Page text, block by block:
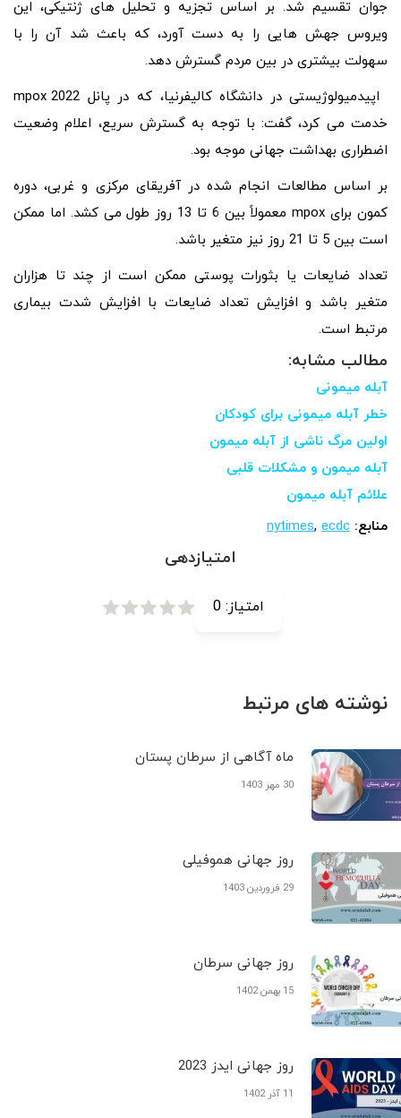
جوان تقسیم شد. بر اساس تجزیه و تحلیل های ژنتیکی، این
ویروس جهش هایی را به دست آورد، که باعث شد آن را با
سهولت بیشتری در بین مردم گسترش دهد.
اپیدمیولوژیستی در دانشگاه کالیفرنیا، که در پانل mpox 2022
خدمت می کرد، گفت: با توجه به گسترش سریع، اعلام وضعیت
اضطراری بهداشت جهانی موجه بود.
بر اساس مطالعات انجام شده در آفریقای مرکزی و غربی، دوره
کمون برای mpox معمولاً بین 6 تا 13 روز طول می کشد. اما ممکن
است بین 5 تا 21 روز نیز متغیر باشد.
تعداد ضایعات یا بثورات پوستی ممکن است از چند تا هزاران
متغیر باشد و افزایش تعداد ضایعات با افزایش شدت بیماری
مرتبط است.
مطالب مشابه:
آبله میمونی
خطر آبله میمونی برای کودکان
اولین مرگ ناشی از آبله میمون
آبله میمون و مشکلات قلبی
علائم آبله میمون
منابع:
nytimes, ecdc
امتیازدهی
امتیاز: 0
نوشته های مرتبط
ماه آگاهی از سرطان پستان
30 مهر 1403
روز جهانی هموفیلی
29 فروردین 1403
روز جهانی سرطان
15 بهمن 1402
روز جهانی ایدز 2023
11 آذر 1402